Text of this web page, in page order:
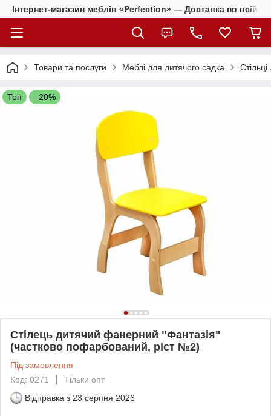
Інтернет-магазин меблів «Perfection» — Доставка по всій
Товари та послуги Меблі для дитячого садка Стільці
Топ –20%
Стілець дитячий фанерний "Фантазія"
(частково пофарбований, ріст №2)
Під замовлення
Код: 0271
Тільки опт
Відправка з 23 серпня 2026